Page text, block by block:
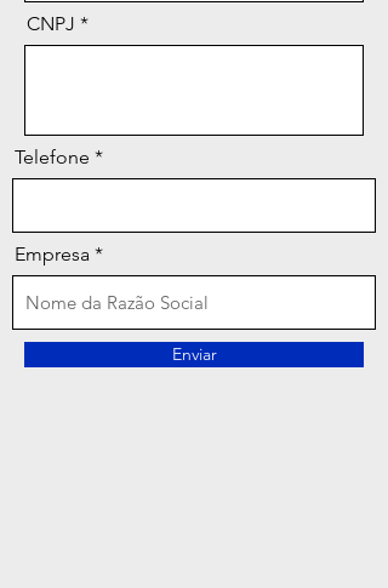
CNPJ
Telefone
Empresa
Enviar